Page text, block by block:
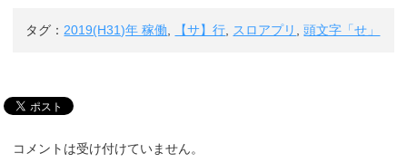
タグ：2019(H31)年 稼働, 【サ】行, スロアプリ ,頭文字「せ」
コメントは受け付けていません。